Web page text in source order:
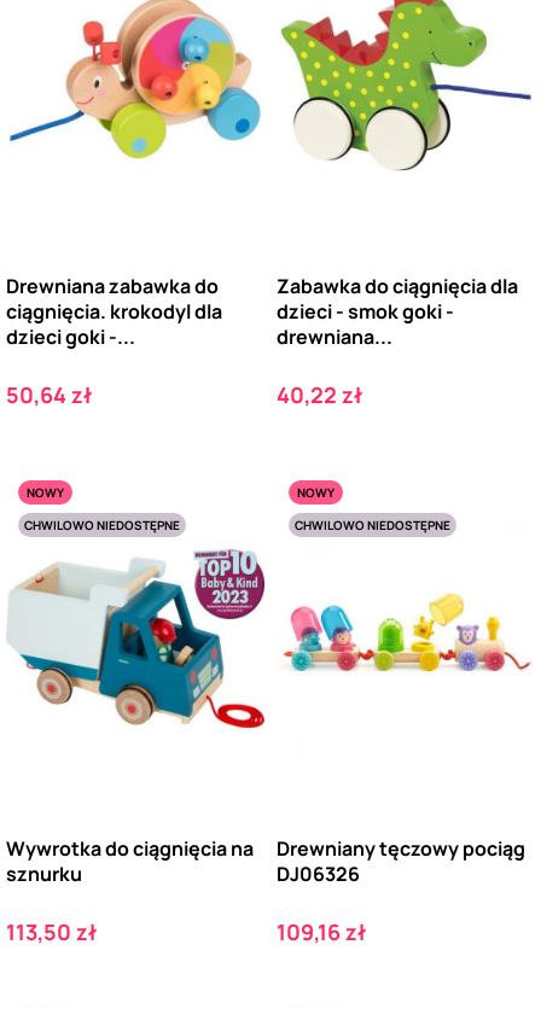
Drewniana zabawka do
ciągnięcia. krokodyl dla
dzieci goki -...
Cena
50,64 zł
Zabawka do ciągnięcia dla
dzieci - smok goki -
drewniana...
Cena
40,22 zł
NOWY
CHWILOWO NIEDOSTĘPNE
Wywrotka do ciągnięcia na
sznurku
Cena
113,50 zł
NOWY
CHWILOWO NIEDOSTĘPNE
Drewniany tęczowy pociąg
DJ06326
Cena
109,16 zł